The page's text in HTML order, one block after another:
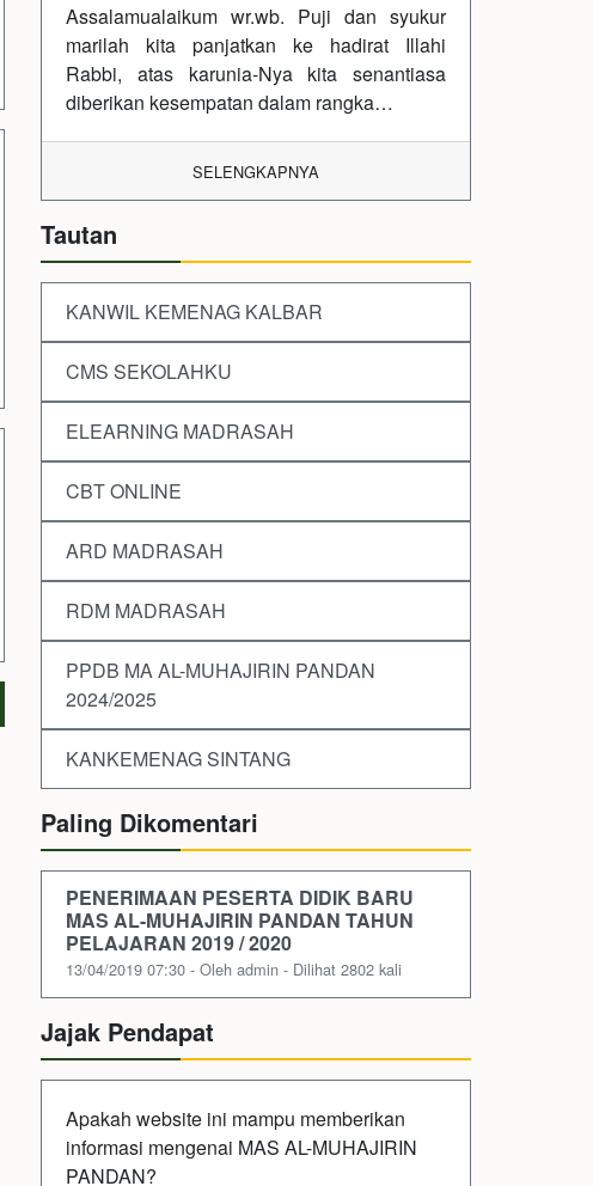
Assalamualaikum wr.wb. Puji dan syukur
marilah kita panjatkan ke hadirat Illahi
Rabbi, atas karunia-Nya kita senantiasa
diberikan kesempatan dalam rangka…
SELENGKAPNYA
Tautan
KANWIL KEMENAG KALBAR
CMS SEKOLAHKU
ELEARNING MADRASAH
CBT ONLINE
ARD MADRASAH
RDM MADRASAH
PPDB MA AL-MUHAJIRIN PANDAN
2024/2025
KANKEMENAG SINTANG
Paling Dikomentari
PENERIMAAN PESERTA DIDIK BARU
MAS AL-MUHAJIRIN PANDAN TAHUN
PELAJARAN 2019 / 2020
13/04/2019 07:30 - Oleh admin - Dilihat 2802 kali
Jajak Pendapat
Apakah website ini mampu memberikan
informasi mengenai MAS AL-MUHAJIRIN
PANDAN?